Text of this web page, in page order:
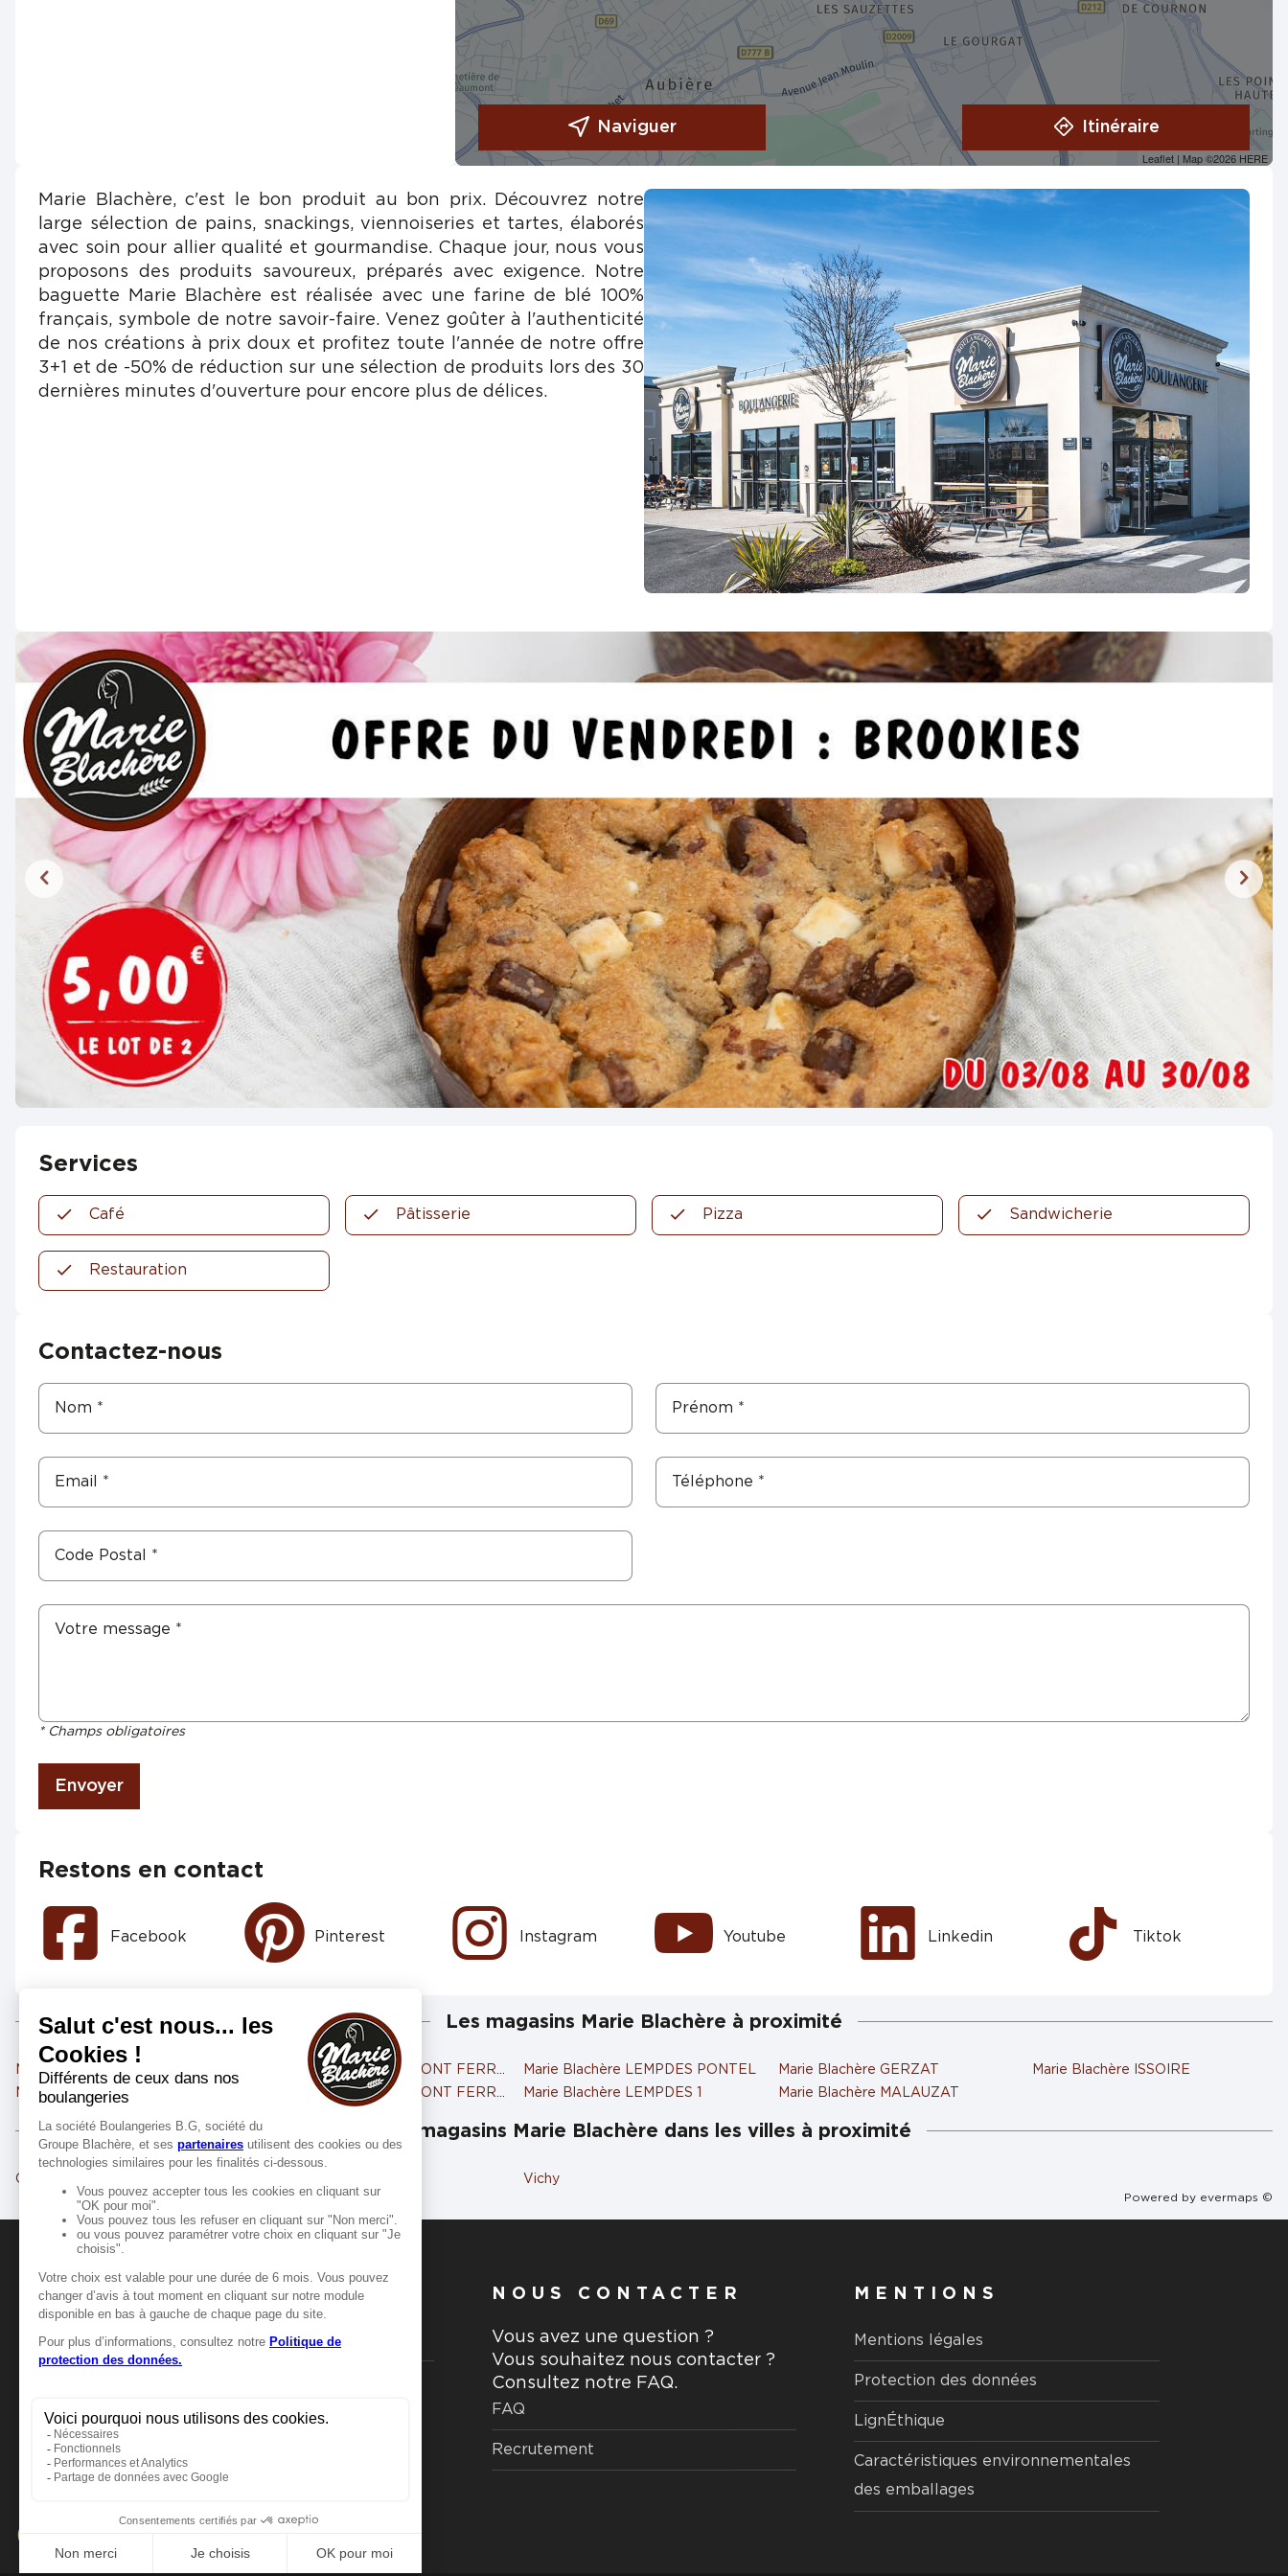
Leaflet | Map ©2026 HERE
Naviguer Itinéraire
Marie Blachère, c'est le bon produit au bon prix. Découvrez notre
large sélection de pains, snackings, viennoiseries et tartes, élaborés
avec soin pour allier qualité et gourmandise. Chaque jour, nous vous
proposons des produits savoureux, préparés avec exigence. Notre
baguette Marie Blachère est réalisée avec une farine de blé 100%
français, symbole de notre savoir-faire. Venez goûter à l'authenticité
de nos créations à prix doux et profitez toute l'année de notre offre
3+1 et de -50% de réduction sur une sélection de produits lors des 30
dernières minutes d'ouverture pour encore plus de délices.
Services
Café Pâtisserie Pizza Sandwicherie
Restauration
Contactez-nous
* Champs obligatoires
Envoyer
Restons en contact
Facebook Pinterest Instagram Youtube Linkedin Tiktok
Les magasins Marie Blachère à proximité
Marie Blachère CLERMONT FERRAND 3
Marie Blachère AUBIERE
Marie Blachère CLERMONT FERRAND 2
Marie Blachère CLERMONT FERRAND NEYRAT
Marie Blachère LEMPDES PONTEL
Marie Blachère LEMPDES 1
Marie Blachère GERZAT
Marie Blachère MALAUZAT
Marie Blachère ISSOIRE
Les magasins Marie Blachère dans les villes à proximité
Clermont-Ferrand Vichy
Powered by evermaps ©
MANGER-BOUGER
Manger-Bouger.fr
NOUS CONTACTER
Vous avez une question ?
Vous souhaitez nous contacter ?
Consultez notre FAQ.
FAQ
Recrutement
MENTIONS
Mentions légales
Protection des données
LignÉthique
Caractéristiques environnementales
des emballages